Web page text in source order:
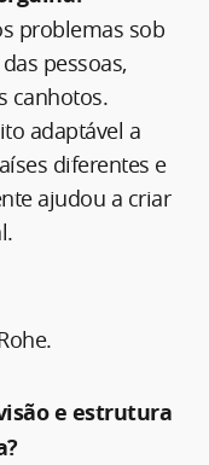
problemas sob
pessoas,
canhotos.
adaptável a
diferentes e
ajudou a criar
e estrutura